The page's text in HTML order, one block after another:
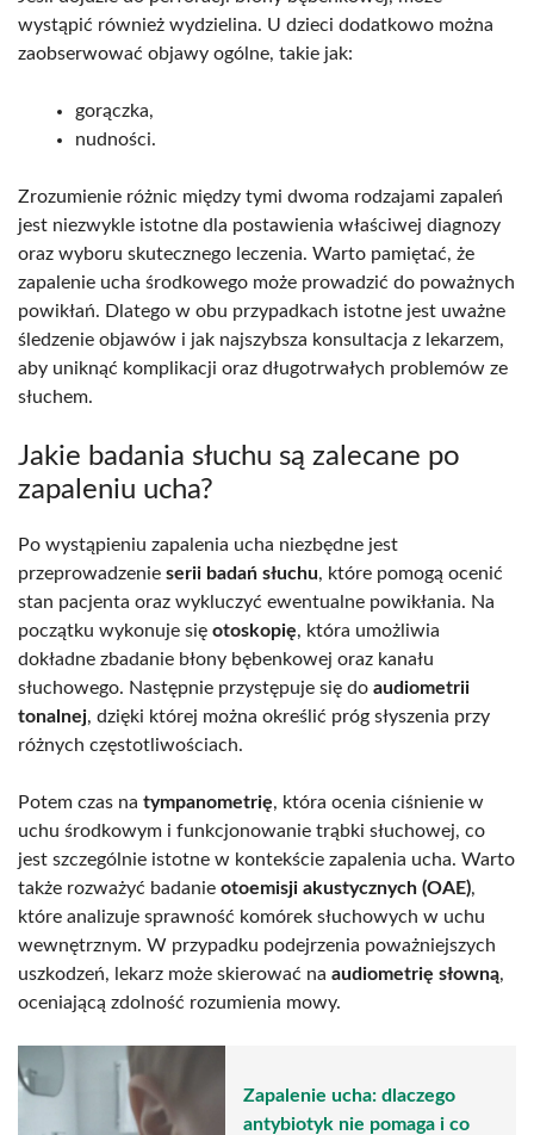
wystąpić również wydzielina. U dzieci dodatkowo można
zaobserwować objawy ogólne, takie jak:
gorączka,
nudności.
Zrozumienie różnic między tymi dwoma rodzajami zapaleń
jest niezwykle istotne dla postawienia właściwej diagnozy
oraz wyboru skutecznego leczenia. Warto pamiętać, że
zapalenie ucha środkowego może prowadzić do poważnych
powikłań. Dlatego w obu przypadkach istotne jest uważne
śledzenie objawów i jak najszybsza konsultacja z lekarzem,
aby uniknąć komplikacji oraz długotrwałych problemów ze
słuchem.
Jakie badania słuchu są zalecane po
zapaleniu ucha?
Po wystąpieniu zapalenia ucha niezbędne jest
przeprowadzenie serii badań słuchu, które pomogą ocenić
stan pacjenta oraz wykluczyć ewentualne powikłania. Na
początku wykonuje się otoskopię, która umożliwia
dokładne zbadanie błony bębenkowej oraz kanału
słuchowego. Następnie przystępuje się do audiometrii
tonalnej, dzięki której można określić próg słyszenia przy
różnych częstotliwościach.
Potem czas na tympanometrię, która ocenia ciśnienie w
uchu środkowym i funkcjonowanie trąbki słuchowej, co
jest szczególnie istotne w kontekście zapalenia ucha. Warto
także rozważyć badanie otoemisji akustycznych (OAE),
które analizuje sprawność komórek słuchowych w uchu
wewnętrznym. W przypadku podejrzenia poważniejszych
uszkodzeń, lekarz może skierować na audiometrię słowną,
oceniającą zdolność rozumienia mowy.
Zapalenie ucha: dlaczego
antybiotyk nie pomaga i co